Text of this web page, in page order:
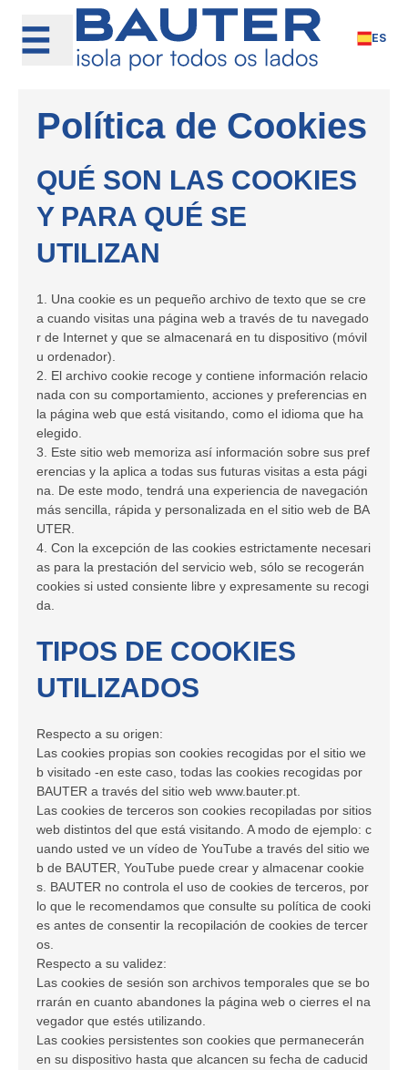
content
ES
Política de Cookies
QUÉ SON LAS COOKIES
Y PARA QUÉ SE
UTILIZAN
1. Una cookie es un pequeño archivo de texto que se cre
a cuando visitas una página web a través de tu navegado
r de Internet y que se almacenará en tu dispositivo (móvil
u ordenador).
2. El archivo cookie recoge y contiene información relacio
nada con su comportamiento, acciones y preferencias en
la página web que está visitando, como el idioma que ha
elegido.
3. Este sitio web memoriza así información sobre sus pref
erencias y la aplica a todas sus futuras visitas a esta pági
na. De este modo, tendrá una experiencia de navegación
más sencilla, rápida y personalizada en el sitio web de BA
UTER.
4. Con la excepción de las cookies estrictamente necesari
as para la prestación del servicio web, sólo se recogerán
cookies si usted consiente libre y expresamente su recogi
da.
TIPOS DE COOKIES
UTILIZADOS
Respecto a su origen:
Las cookies propias son cookies recogidas por el sitio we
b visitado -en este caso, todas las cookies recogidas por
BAUTER a través del sitio web www.bauter.pt.
Las cookies de terceros son cookies recopiladas por sitios
web distintos del que está visitando. A modo de ejemplo: c
uando usted ve un vídeo de YouTube a través del sitio we
b de BAUTER, YouTube puede crear y almacenar cookie
s. BAUTER no controla el uso de cookies de terceros, por
lo que le recomendamos que consulte su política de cooki
es antes de consentir la recopilación de cookies de tercer
os.
Respecto a su validez:
Las cookies de sesión son archivos temporales que se bo
rrarán en cuanto abandones la página web o cierres el na
vegador que estés utilizando.
Las cookies persistentes son cookies que permanecerán
en su dispositivo hasta que alcancen su fecha de caducid